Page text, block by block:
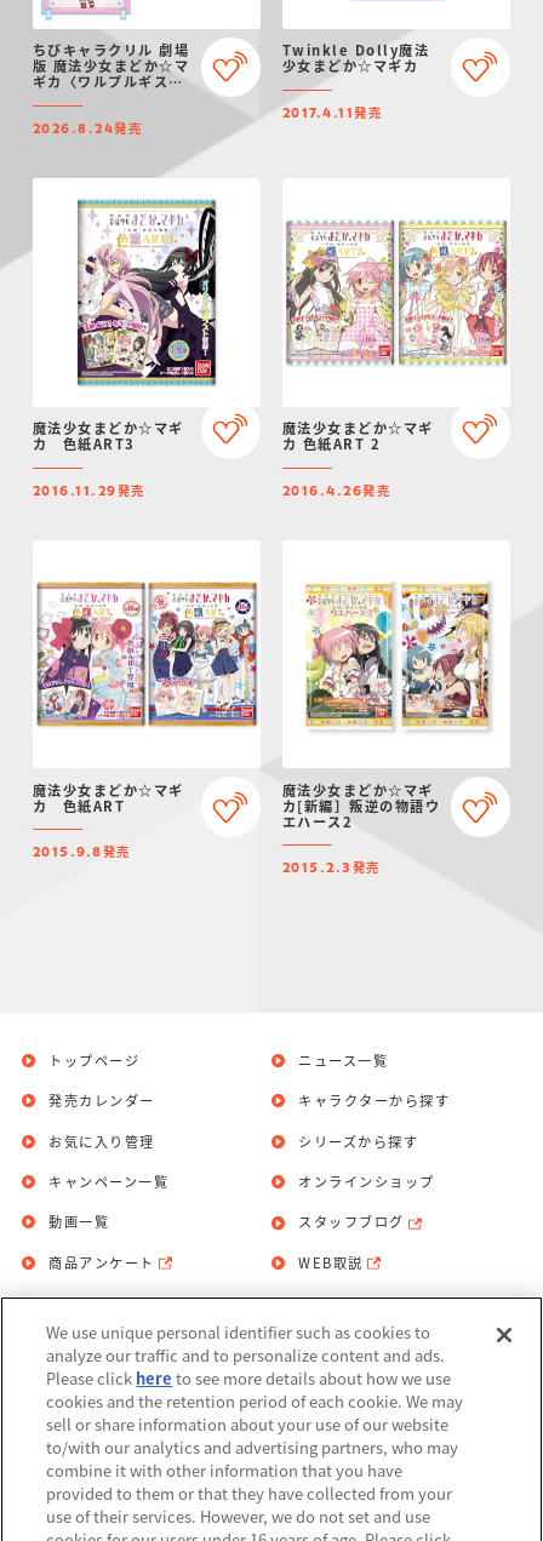
ちびキャラクリル 劇場
版 魔法少女まどか☆マ
ギカ〈ワルプルギスの
2026.8.24発売
Twinkle Dolly魔法
少女まどか☆マギカ
2017.4.11発売
魔法少女まどか☆マギ
カ 色紙ART3
2016.11.29発売
魔法少女まどか☆マギ
カ 色紙ART 2
2016.4.26発売
魔法少女まどか☆マギ
カ 色紙ART
2015.9.8発売
魔法少女まどか☆マギ
カ[新編］叛逆の物語ウ
エハース2
2015.2.3 発売
トップページ
発売カレンダー
お気に入り管理
ニュース一覧
キャラクターから探す
シリーズから探す
キャンペーン一覧
動画一覧
商品アンケート
オンラインショップ
スタッフブログ
WEB取説
お問い合わせ 個人情報保護方針
利用規約
Do Not Sell or Share My Personal
Information
アレルギー情報
We use unique personal identifier such as cookies to
analyze our traffic and to personalize content and ads.
Please click here to see more details about how we use
cookies and the retention period of each cookie. We may
sell or share information about your use of our website
to/with our analytics and advertising partners, who may
combine it with other information that you have
provided to them or that they have collected from your
use of their services. However, we do not set and use